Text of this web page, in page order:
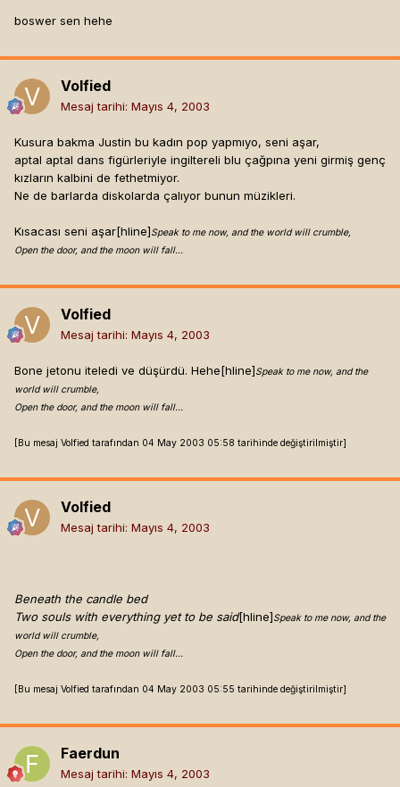
boswer sen hehe
Volfied
Mesaj tarihi: Mayıs 4, 2003
Kusura bakma Justin bu kadın pop yapmıyo, seni aşar,
aptal aptal dans figürleriyle ingiltereli blu çağpına yeni girmiş genç
kızların kalbini de fethetmiyor.
Ne de barlarda diskolarda çalıyor bunun müzikleri.
Kısacası seni aşar[hline]Speak to me now, and the world will crumble,
Open the door, and the moon will fall...
Volfied
Mesaj tarihi: Mayıs 4, 2003
Bone jetonu iteledi ve düşürdü. Hehe[hline]Speak to me now, and the
world will crumble,
Open the door, and the moon will fall...
[Bu mesaj Volfied tarafından 04 May 2003 05:58 tarihinde değiştirilmiştir]
Volfied
Mesaj tarihi: Mayıs 4, 2003
Beneath the candle bed
Two souls with everything yet to be said[hline]Speak to me now, and the
world will crumble,
Open the door, and the moon will fall...
[Bu mesaj Volfied tarafından 04 May 2003 05:55 tarihinde değiştirilmiştir]
Faerdun
Mesaj tarihi: Mayıs 4, 2003